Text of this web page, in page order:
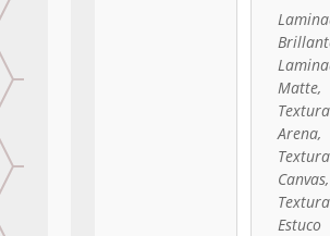
Matte,
Textura
Arena,
Textura
Canvas,
Textura
Estuco